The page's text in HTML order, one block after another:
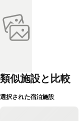
類似施設と比較
選択された宿泊施設